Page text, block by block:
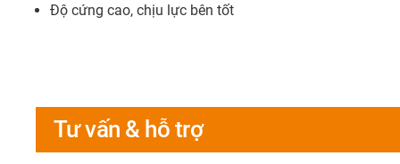
Độ cứng cao, chịu lực bên tốt
Tư vấn & hỗ trợ